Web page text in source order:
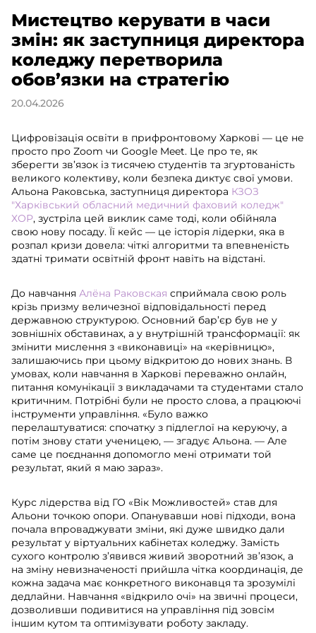
Мистецтво керувати в часи
змін: як заступниця директора
коледжу перетворила
обов’язки на стратегію
20.04.2026
Цифровізація освіти в прифронтовому Харкові — це не
просто про Zoom чи Google Meet. Це про те, як
зберегти зв’язок із тисячею студентів та згуртованість
великого колективу, коли безпека диктує свої умови.
Альона Раковська, заступниця директора КЗОЗ
"Харківський обласний медичний фаховий коледж"
ХОР, зустріла цей виклик саме тоді, коли обійняла
свою нову посаду. Її кейс — це історія лідерки, яка в
розпал кризи довела: чіткі алгоритми та впевненість
здатні тримати освітній фронт навіть на відстані.
До навчання Алёна Раковская сприймала свою роль
крізь призму величезної відповідальності перед
державною структурою. Основний бар’єр був не у
зовнішніх обставинах, а у внутрішній трансформації: як
змінити мислення з «виконавиці» на «керівницю»,
залишаючись при цьому відкритою до нових знань. В
умовах, коли навчання в Харкові переважно онлайн,
питання комунікації з викладачами та студентами стало
критичним. Потрібні були не просто слова, а працюючі
інструменти управління. «Було важко
перелаштуватися: спочатку з підлеглої на керуючу, а
потім знову стати ученицею, — згадує Альона. — Але
саме це поєднання допомогло мені отримати той
результат, який я маю зараз».
Курс лідерства від ГО «Вік Можливостей» став для
Альони точкою опори. Опанувавши нові підходи, вона
почала впроваджувати зміни, які дуже швидко дали
результат у віртуальних кабінетах коледжу. Замість
сухого контролю з’явився живий зворотний зв’язок, а
на зміну невизначеності прийшла чітка координація, де
кожна задача має конкретного виконавця та зрозумілі
дедлайни. Навчання «відкрило очі» на звичні процеси,
дозволивши подивитися на управління під зовсім
іншим кутом та оптимізувати роботу закладу.